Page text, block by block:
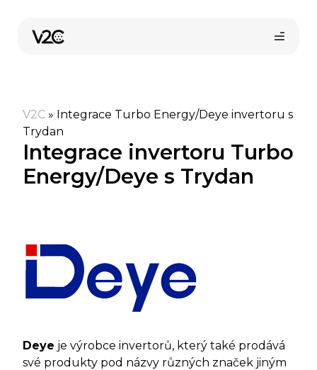
V2C » Integrace Turbo Energy/Deye invertoru s
Trydan
Integrace invertoru Turbo
Energy/Deye s Trydan
Deye je výrobce invertorů, který také prodává
své produkty pod názvy různých značek jiným